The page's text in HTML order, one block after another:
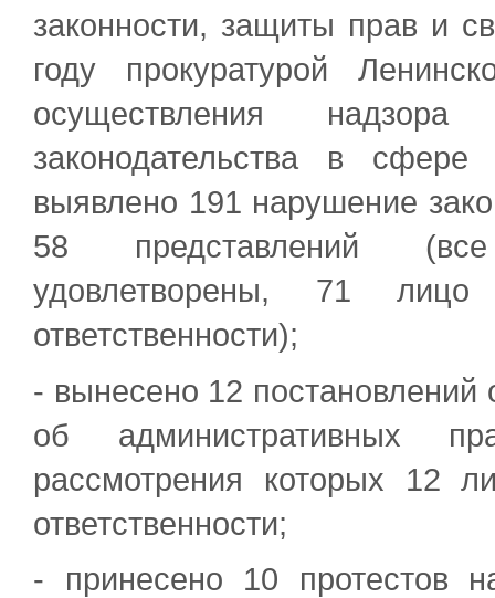
законности, защиты прав и
году прокуратурой
осуществления
законодательства в сфере
выявлено 191 нарушение
58 представлений (все
удовлетворены, 71 лицо
ответственности);
- вынесено 12 постановлений
об административных
рассмотрения которых 12
ответственности;
- принесено 10 протестов